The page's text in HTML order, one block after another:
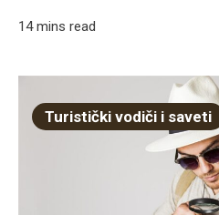
14 mins read
Turistički vodiči i saveti